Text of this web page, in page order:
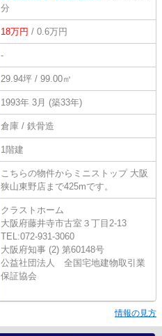
分
18万円 / 0.6万円
-
29.94坪 / 99.00㎡
1993年 3月 (築33年)
倉庫 / 鉄骨造
1階建
こちらの物件からミニストップ 大阪
狭山東野店まで425mです。
クラストホーム
大阪府藤井寺市古室３丁目2-13
TEL:072-931-3060
大阪府知事 (2) 第60148号
公益社団法人 全国宅地建物取引業
保証協会
情報の見方